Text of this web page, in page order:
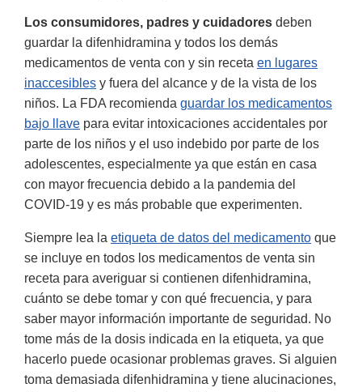
Los consumidores, padres y cuidadores deben
guardar la difenhidramina y todos los demás
medicamentos de venta con y sin receta en lugares
inaccesibles y fuera del alcance y de la vista de los
niños. La FDA recomienda guardar los medicamentos
bajo llave para evitar intoxicaciones accidentales por
parte de los niños y el uso indebido por parte de los
adolescentes, especialmente ya que están en casa
con mayor frecuencia debido a la pandemia del
COVID-19 y es más probable que experimenten.
Siempre lea la etiqueta de datos del medicamento que
se incluye en todos los medicamentos de venta sin
receta para averiguar si contienen difenhidramina,
cuánto se debe tomar y con qué frecuencia, y para
saber mayor información importante de seguridad. No
tome más de la dosis indicada en la etiqueta, ya que
hacerlo puede ocasionar problemas graves. Si alguien
toma demasiada difenhidramina y tiene alucinaciones,